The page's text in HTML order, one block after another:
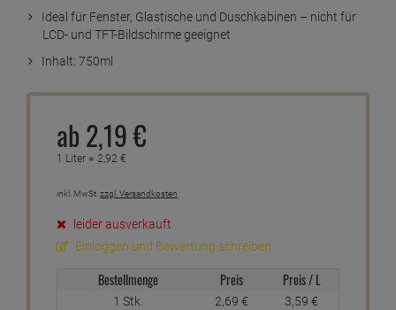
Ideal für Fenster, Glastische und Duschkabinen – nicht für
LCD- und TFT-Bildschirme geeignet
Inhalt: 750ml
ab 2,19€
1 Liter = 2,92 €
inkl. MwSt. zzgl. Versandkosten
leider ausverkauft
Einloggen und Bewertung schreiben
Bestellmenge Preis Preis / L
1 Stk. 2,69 € 3,59 €